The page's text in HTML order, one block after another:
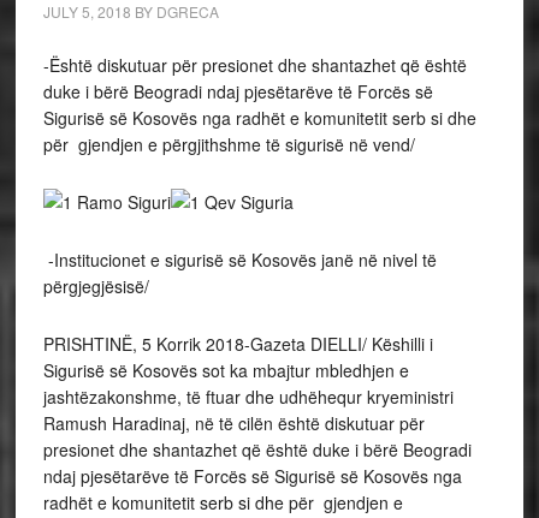
JULY 5, 2018 BY DGRECA
-Është diskutuar për presionet dhe shantazhet që është
duke i bërë Beogradi ndaj pjesëtarëve të Forcës së
Sigurisë së Kosovës nga radhët e komunitetit serb si dhe
për gjendjen e përgjithshme të sigurisë në vend/
-Institucionet e sigurisë së Kosovës janë në nivel të
përgjegjësisë/
PRISHTINË, 5 Korrik 2018-Gazeta DIELLI/ Këshilli i
Sigurisë së Kosovës sot ka mbajtur mbledhjen e
jashtëzakonshme, të ftuar dhe udhëhequr kryeministri
Ramush Haradinaj, në të cilën është diskutuar për
presionet dhe shantazhet që është duke i bërë Beogradi
ndaj pjesëtarëve të Forcës së Sigurisë së Kosovës nga
radhët e komunitetit serb si dhe për gjendjen e